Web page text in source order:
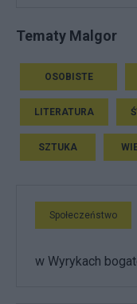
Tematy Malgor
OSOBISTE
LITERATURA
SZTUKA
Społeczeństwo
w Wyrykach